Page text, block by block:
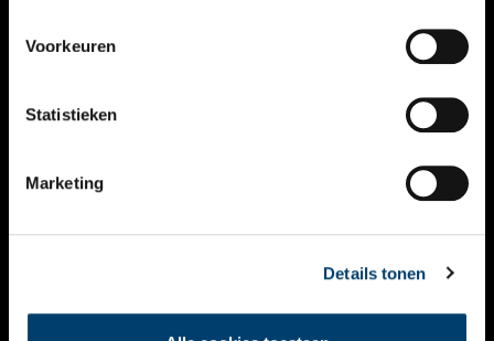
Voorkeuren
Statistieken
Marketing
Details tonen
KALENDER
THEMA’S
VIDEO’S
CONTACT